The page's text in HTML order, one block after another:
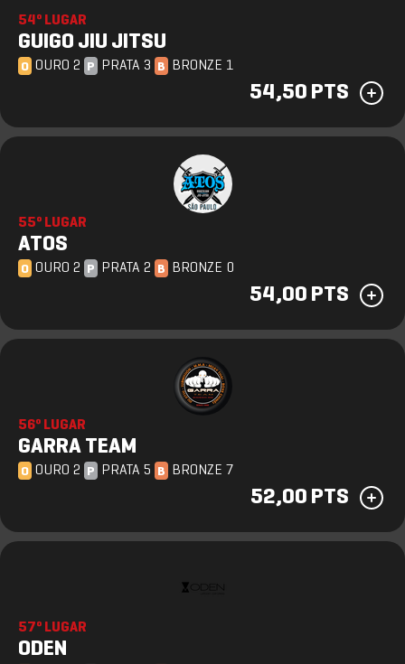
54º LUGAR
GUIGO JIU JITSU
O OURO 2 P PRATA 3 B BRONZE 1
54,50 PTS
55º LUGAR
ATOS
O OURO 2 P PRATA 2 B BRONZE 0
54,00 PTS
56º LUGAR
GARRA TEAM
O OURO 2 P PRATA 5 B BRONZE 7
52,00 PTS
57º LUGAR
ODEN